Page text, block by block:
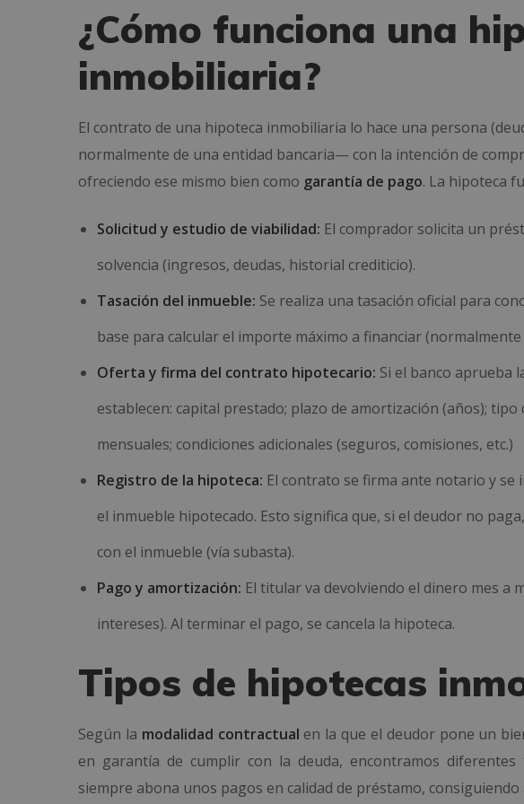
¿Cómo funciona una
inmobiliaria?
El contrato de una hipoteca inmobiliaria lo hace una persona
normalmente de una entidad bancaria— con la intención de
ofreciendo ese mismo bien como garantía de pago. La hipoteca
Solicitud y estudio de viabilidad: El comprador solicita un
solvencia (ingresos, deudas, historial crediticio).
Tasación del inmueble: Se realiza una tasación oficial para
base para calcular el importe máximo a financiar
Oferta y firma del contrato hipotecario: Si el banco aprueba
establecen: capital prestado; plazo de amortización (años);
mensuales; condiciones adicionales (seguros, comisiones, etc.)
Registro de la hipoteca: El contrato se firma ante notario y se
el inmueble hipotecado. Esto significa que, si el deudor no
con el inmueble (vía subasta).
Pago y amortización: El titular va devolviendo el dinero mes a
intereses). Al terminar el pago, se cancela la hipoteca.
Tipos de hipotecas
Según la modalidad contractual en la que el deudor pone un
en garantía de cumplir con la deuda, encontramos
siempre abona unos pagos en calidad de préstamo,